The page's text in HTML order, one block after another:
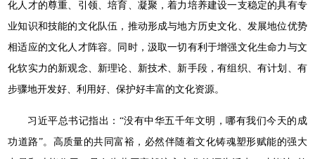
化人才的尊重、引领、培育、凝聚，着力培养建设一支稳定的具有专
业知识和技能的文化队伍，推动形成与地方历史文化、发展地位优势
相适应的文化人才阵容。同时，汲取一切有利于增强文化生命力与文
化软实力的新观念、新理论、新技术、新手段，有组织、有计划、有
步骤地开发好、利用好、保护好丰富的文化资源。
习近平总书记指出：“没有中华五千年文明，哪有我们今天的成
功道路”。高质量的共同富裕，必然伴随着文化铸魂塑形赋能的强大